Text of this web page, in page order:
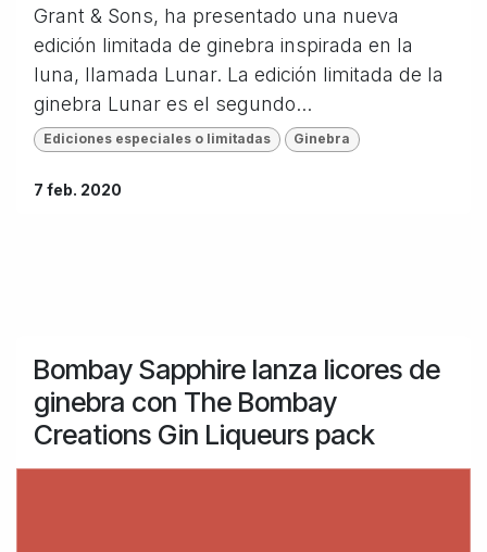
Grant & Sons, ha presentado una nueva
edición limitada de ginebra inspirada en la
luna, llamada Lunar. La edición limitada de la
ginebra Lunar es el segundo...
Ediciones especiales o limitadas Ginebra
7 feb. 2020
Bombay Sapphire lanza licores de
ginebra con The Bombay
Creations Gin Liqueurs pack